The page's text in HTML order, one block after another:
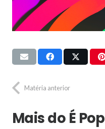
Matéria anterior
Mais do É Pop